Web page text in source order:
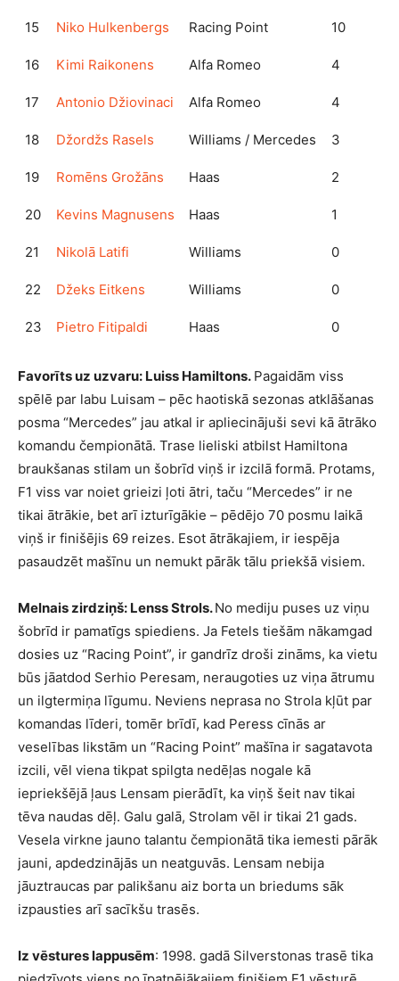
15 Niko Hulkenbergs Racing Point 10
16 Kimi Raikonens Alfa Romeo 4
17 Antonio Džiovinaci Alfa Romeo 4
18 Džordžs Rasels Williams / Mercedes 3
19 Romēns Grožāns Haas 2
20 Kevins Magnusens Haas 1
21 Nikolā Latifi Williams 0
22 Džeks Eitkens Williams 0
23 Pietro Fitipaldi Haas 0
Favorīts uz uzvaru: Luiss Hamiltons. Pagaidām viss
spēlē par labu Luisam – pēc haotiskā sezonas atklāšanas
posma “Mercedes” jau atkal ir apliecinājuši sevi kā ātrāko
komandu čempionātā. Trase lieliski atbilst Hamiltona
braukšanas stilam un šobrīd viņš ir izcilā formā. Protams,
F1 viss var noiet grieizi ļoti ātri, taču “Mercedes” ir ne
tikai ātrākie, bet arī izturīgākie – pēdējo 70 posmu laikā
viņš ir finišējis 69 reizes. Esot ātrākajiem, ir iespēja
pasaudzēt mašīnu un nemukt pārāk tālu priekšā visiem.
Melnais zirdziņš: Lenss Strols.No mediju puses uz viņu
šobrīd ir pamatīgs spiediens. Ja Fetels tiešām nākamgad
dosies uz “Racing Point”, ir gandrīz droši zināms, ka vietu
būs jāatdod Serhio Peresam, neraugoties uz viņa ātrumu
un ilgtermiņa līgumu. Neviens neprasa no Strola kļūt par
komandas līderi, tomēr brīdī, kad Peress cīnās ar
veselības likstām un “Racing Point” mašīna ir sagatavota
izcili, vēl viena tikpat spilgta nedēļas nogale kā
iepriekšējā ļaus Lensam pierādīt, ka viņš šeit nav tikai
tēva naudas dēļ. Galu galā, Strolam vēl ir tikai 21 gads.
Vesela virkne jauno talantu čempionātā tika iemesti pārāk
jauni, apdedzinājās un neatguvās. Lensam nebija
jāuztraucas par palikšanu aiz borta un briedums sāk
izpausties arī sacīkšu trasēs.
Iz vēstures lappusēm: 1998. gadā Silverstonas trasē tika